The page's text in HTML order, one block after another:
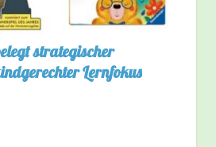
strategischer
Lernfokus